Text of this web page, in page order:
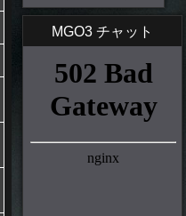
MGO3 チャット